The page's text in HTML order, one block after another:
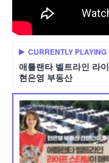
CURRENTLY PLAYING
애틀랜타 벨트라인 라
현은영 부동산